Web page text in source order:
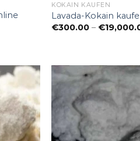
KOKAIN KAUFEN
Lavada-Kokain
€300.00 – €